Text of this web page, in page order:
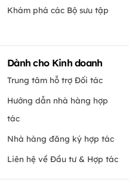
Khám phá các Bộ sưu tập
Dành cho Kinh doanh
Trung tâm hỗ trợ Đối tác
Hướng dẫn nhà hàng hợp
tác
Nhà hàng đăng ký hợp tác
Liên hệ về Đầu tư & Hợp tác